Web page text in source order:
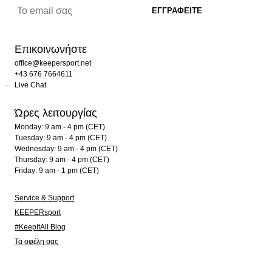
Επικοινωνήστε
office@keepersport.net
+43 676 7664611
Live Chat
Ώρες λειτουργίας
Monday: 9 am - 4 pm (CET)
Tuesday: 9 am - 4 pm (CET)
Wednesday: 9 am - 4 pm (CET)
Thursday: 9 am - 4 pm (CET)
Friday: 9 am - 1 pm (CET)
Service & Support
KEEPERsport
#KeepItAll Blog
Τα οφέλη σας